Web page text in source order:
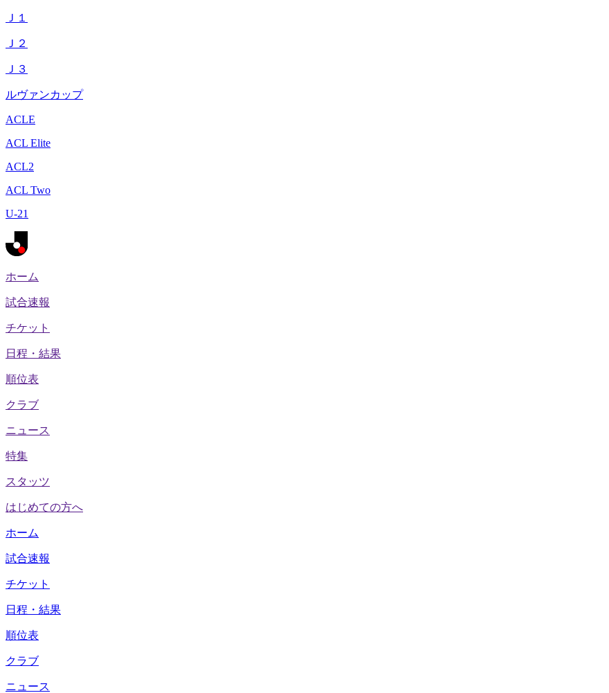
Ｊ１
Ｊ２
Ｊ３
ルヴァンカップ
ACLE
ACL Elite
ACL2
ACL Two
U-21
ホーム
試合速報
チケット
日程・結果
順位表
クラブ
ニュース
特集
スタッツ
はじめての方へ
ホーム
試合速報
チケット
日程・結果
順位表
クラブ
ニュース